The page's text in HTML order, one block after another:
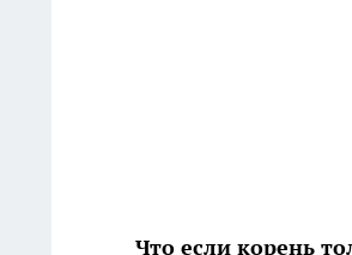
Что если корень